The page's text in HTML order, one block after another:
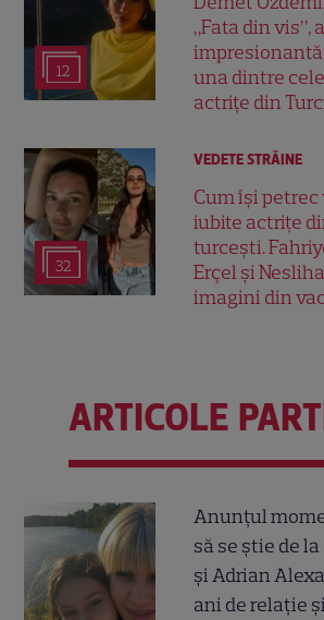
12
„Fata din vis”,
una dintre
actrițe din
32
VEDETE STRĂINE
Cum își petrec
iubite actrițe
turcești.
Erçel și
imagini din
ARTICOLE
Anunțul
să se știe de la
și Adrian
ani de relație